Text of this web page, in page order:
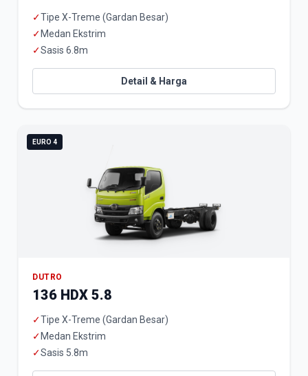
✓Tipe X-Treme (Gardan Besar)
✓ Medan Ekstrim
✓Sasis 6.8m
Detail & Harga
EURO 4
DUTRO
136 HDX 5.8
✓Tipe X-Treme (Gardan Besar)
✓ Medan Ekstrim
✓Sasis 5.8m